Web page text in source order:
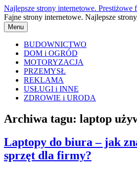
Przejdź
do
treści
Najlepsze strony internetowe. Prestiżowe
Fajne strony internetowe. Najlepsze
Menu
BUDOWNICTWO
DOM i OGRÓD
MOTORYZACJA
PRZEMYSŁ
REKLAMA
USŁUGI i INNE
ZDROWIE i URODA
Archiwa tagu: laptop
Laptopy do biura – jak
sprzęt dla firmy?